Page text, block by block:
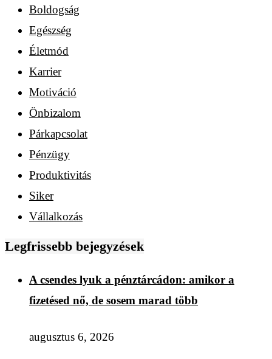
Boldogság
Egészség
Életmód
Karrier
Motiváció
Önbizalom
Párkapcsolat
Pénzügy
Produktivitás
Siker
Vállalkozás
Legfrissebb bejegyzések
A csendes lyuk a pénztárcádon: amikor a
fizetésed nő, de sosem marad több
augusztus 6, 2026